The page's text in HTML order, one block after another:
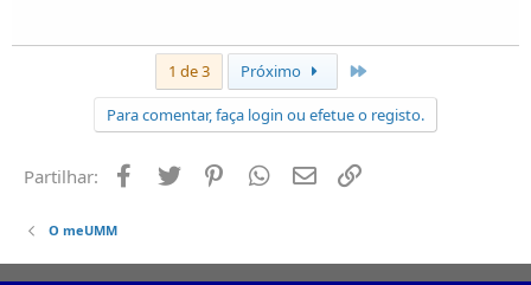
1 de 3 Próximo
Para comentar, faça login ou efetue o registo.
Partilhar: Facebook
Twitter PinterestWhatsapp
Email
O meUMM